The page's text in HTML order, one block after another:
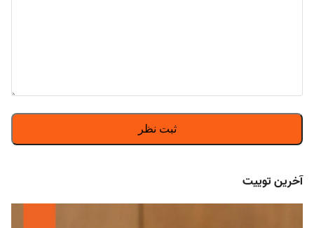
آخرین توییت